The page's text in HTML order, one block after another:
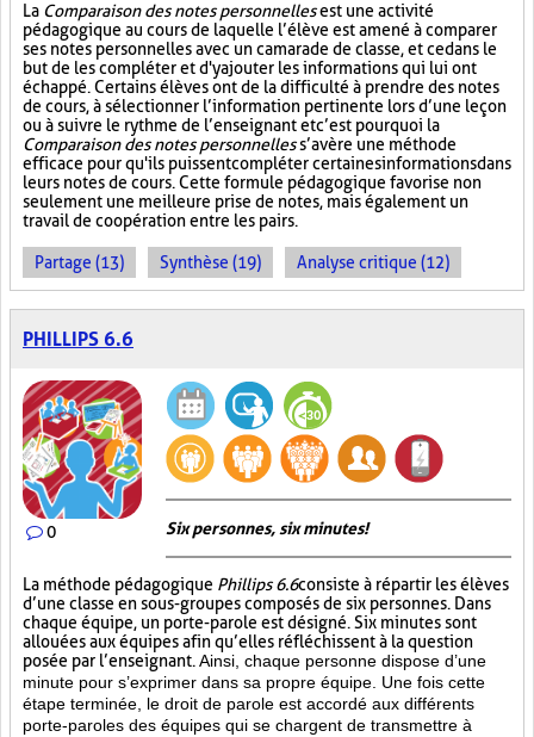
La Comparaison des notes personnellesest une activité
pédagogique au cours de laquelle l’élève est amené à comparer
ses notes personnelles avec un camarade de classe, et ce dans le
but de les compléter et d'y ajouter les informations qui lui ont
échappé. Certains élèves ont de la difficulté à prendre des notes
de cours, à sélectionner l’information pertinente lors d’une leçon
ou à suivre le rythme de l’enseignant et c’est pourquoi la
Comparaison des notes personnelless’avère une méthode
efficace pour qu'ils puissent compléter certaines informations dans
leurs notes de cours. Cette formule pédagogique favorise non
seulement une meilleure prise de notes, mais également un
travail de coopération entre les pairs.
Partage (13) Synthèse (19) Analyse critique (12)
PHILLIPS 6.6
0 Six personnes, six minutes!
La méthode pédagogique Phillips 6.6consiste à répartir les élèves
d’une classe en sous-groupes composés de six personnes. Dans
chaque équipe, un porte-parole est désigné. Six minutes sont
allouées aux équipes afin qu’elles réfléchissent à la question
posée par l’enseignant. Ainsi, chaque personne dispose d’une
minute pour s’exprimer dans sa propre équipe. Une fois cette
étape terminée, le droit de parole est accordé aux différents
porte-paroles des équipes qui se chargent de transmettre à